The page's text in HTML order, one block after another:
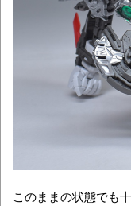
このままの状態でも